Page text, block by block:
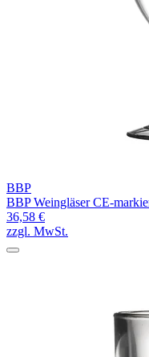
BBP
BBP Weingläser CE-
36,58 €
zzgl. MwSt.